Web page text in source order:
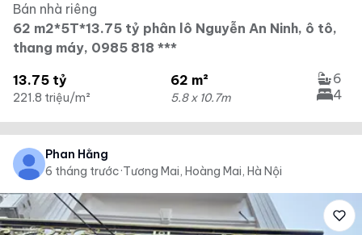
Bán nhà riêng
62 m2*5T*13.75 tỷ phân lô Nguyễn An Ninh, ô tô,
thang máy, 0985 818 ***
13.75 tỷ
221.8 triệu/m²
62 m²
5.8 x 10.7m
6
4
Phan Hằng
6 tháng trước·Tương Mai, Hoàng Mai, Hà Nội